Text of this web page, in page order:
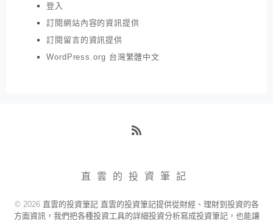
登入
訂閱網站內容的資訊提供
訂閱留言的資訊提供
WordPress.org 台灣繁體中文
直雲的投資筆記
© 2026 直雲的投資筆記 直雲的投資筆記提供從財經、理財到投資的各
方面資訊，我們把各種投資工具的詳細投資分析寫成投資筆記，也能讓